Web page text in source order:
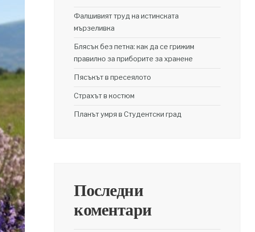
Фалшивият труд на истинската
мързеливка
Блясък без петна: как да се грижим
правилно за приборите за хранене
Пясъкът в пресеялото
Страхът в костюм
Планът умря в Студентски град
Последни
коментари